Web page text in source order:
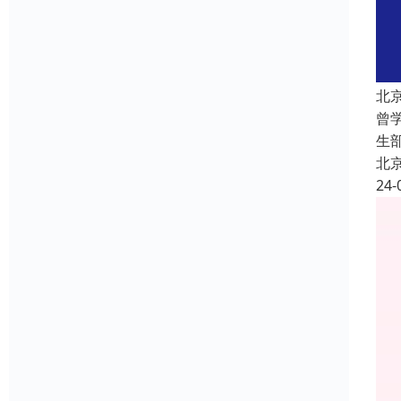
北
曾
生
北
24-